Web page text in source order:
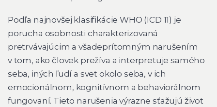
Podľa najnovšej klasifikácie WHO (ICD 11) je
porucha osobnosti charakterizovaná
pretrvávajúcim a všadeprítomným narušením
v tom, ako človek prežíva a interpretuje samého
seba, iných ľudí a svet okolo seba, v ich
emocionálnom, kognitívnom a behaviorálnom
fungovaní. Tieto narušenia výrazne sťažujú život